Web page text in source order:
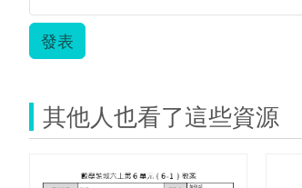
發表
其他人也看了這些資源